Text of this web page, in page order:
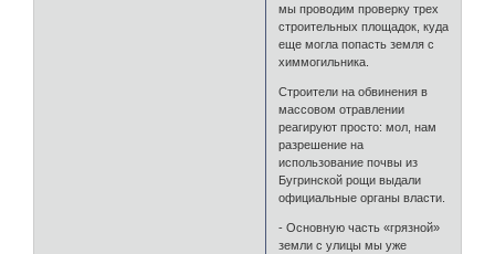
мы проводим проверку трех
строительных площадок, куда
еще могла попасть земля с
химмогильника.
Строители на обвинения в
массовом отравлении
реагируют просто: мол, нам
разрешение на
использование почвы из
Бугринской рощи выдали
официальные органы власти.
- Основную часть «грязной»
земли с улицы мы уже